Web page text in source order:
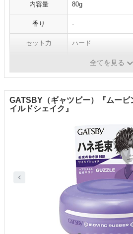
内容量 80g
香り -
セット力 ハード
自然な束感全てを見る
GATSBY（ギャツビー）『ムービ
イルドシェイク』